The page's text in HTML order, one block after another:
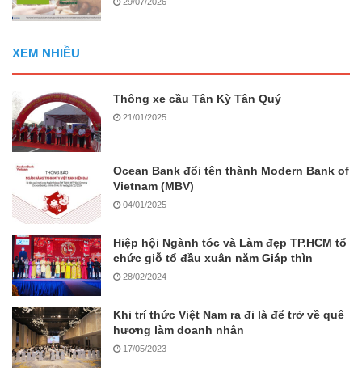
XEM NHIỀU
Thông xe cầu Tân Kỳ Tân Quý
21/01/2025
Ocean Bank đổi tên thành Modern Bank of
Vietnam (MBV)
04/01/2025
Hiệp hội Ngành tóc và Làm đẹp TP.HCM tổ
chức giỗ tổ đầu xuân năm Giáp thìn
28/02/2024
Khi trí thức Việt Nam ra đi là để trở về quê
hương làm doanh nhân
17/05/2023